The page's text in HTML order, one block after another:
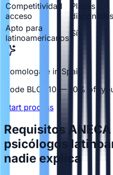
Competitividad
acceso
Plazas
disponibles
Apto para
latinoamericanos Sí
Homologate in Spain
Code BLOG10 — 10% off
Start process
Requisitos
psicólogos
nadie explica